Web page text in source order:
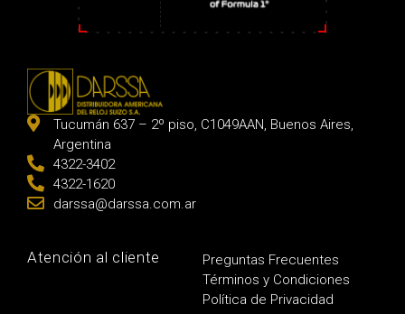
Tucumán 637 – 2º piso, C1049AAN, Buenos Aires,
Argentina
4322-3402
4322-1620
darssa@darssa.com.ar
Atención al cliente
Preguntas Frecuentes
Términos y Condiciones
Política de Privacidad